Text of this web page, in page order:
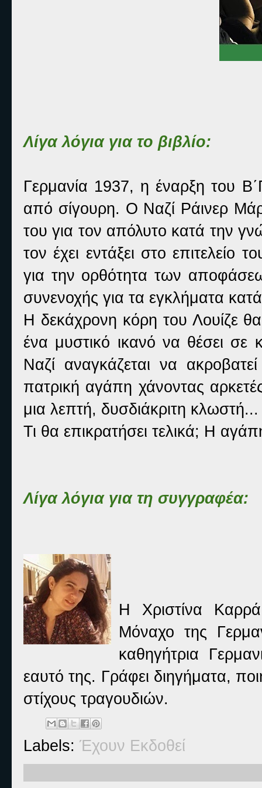
Λίγα λόγια για το βιβλίο:
Γερμανία 1937, η έναρξη του
από σίγουρη. Ο Ναζί Ράινερ
του για τον απόλυτο κατά την
τον έχει εντάξει στο επιτελείο
για την ορθότητα των
συνενοχής για τα εγκλήματα
Η δεκάχρονη κόρη του Λουίζε
ένα μυστικό ικανό να θέσει σε
Ναζί αναγκάζεται να
πατρική αγάπη χάνοντας
μια λεπτή, δυσδιάκριτη κλωστή...
Τι θα επικρατήσει τελικά; Η
Λίγα λόγια για τη συγγραφέα:
Η Χριστίνα
Μόναχο της
καθηγήτρια
εαυτό της. Γράφει διηγήματα,
στίχους τραγουδιών.
Labels: Έχουν Εκδοθεί